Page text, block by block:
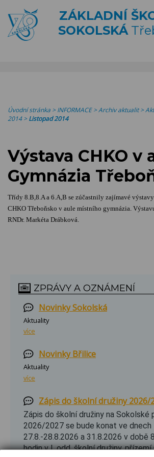
ZÁKLADNÍ
SOKOLSKÁ
Úvodní stránka >INFORMACE>Archiv aktualit>
2014>Listopad 2014
Výstava CHKO v
Gymnázia
Třídy 8.B,8.A a 6.A,B se zúčastnily zajímavé
CHKO Třeboňsko v aule místního gymnázia.
RNDr. Markéta Drábková.
ZPRÁVY A OZNÁMENÍ
Novinky Sokolská
Aktuality
více
Novinky Břilice
Aktuality
více
Zápis do školní družiny 2026/
Zápis do školní družiny na Sokolské
2026/2027 se bude konat ve dnech
27.8.-28.8.2026 a 31.8.2026 v době
hodin v I. odd. školní družiny, přízemí